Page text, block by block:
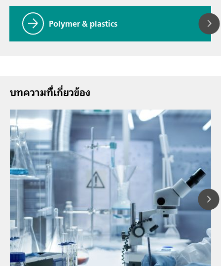
Polymer & plastics
บทความที่้เกี่ยวข้อง
// Article
// Near-infrared spectroscopy (NIRS)
// Direct measurement